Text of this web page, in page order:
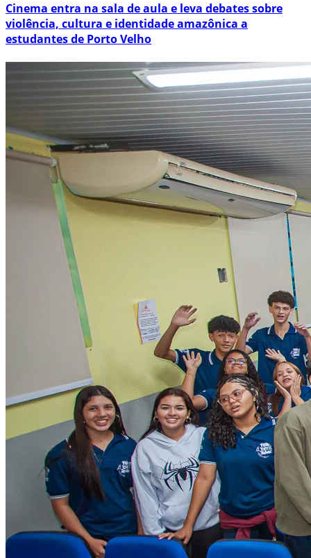
Cinema entra na sala de aula e leva debates sobre
violência, cultura e identidade amazônica a
estudantes de Porto Velho